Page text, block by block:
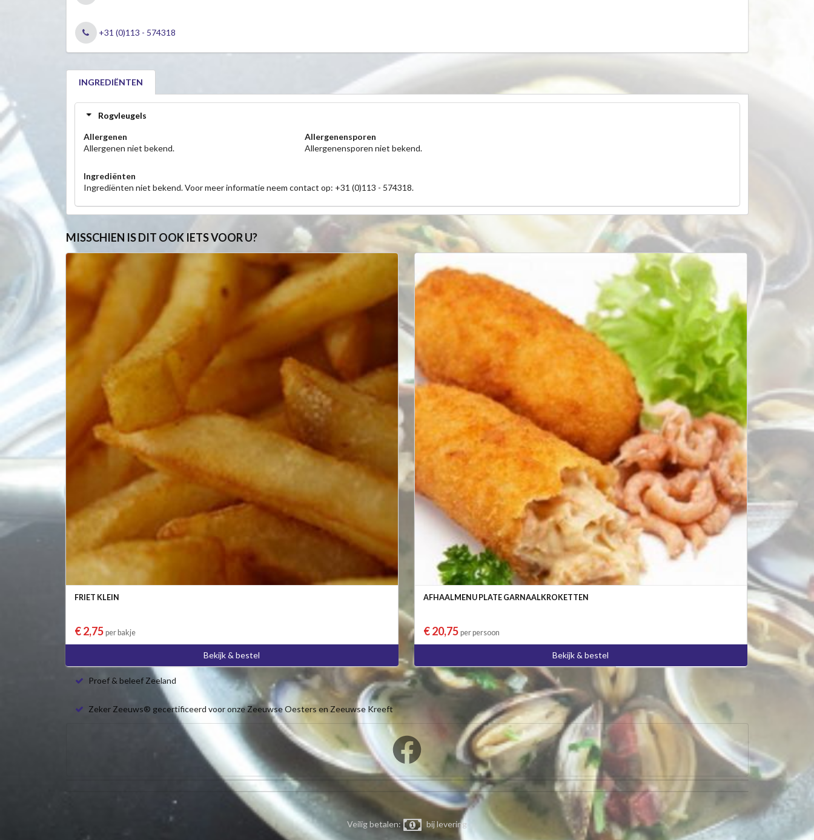
+31 (0)113 - 574318
INGREDIËNTEN
Rogvleugels
Allergenen
Allergenen niet bekend.
Allergenensporen
Allergenensporen niet bekend.
Ingrediënten
Ingrediënten niet bekend. Voor meer informatie neem contact op: +31 (0)113 - 574318.
MISSCHIEN IS DIT OOK IETS VOOR U?
FRIET KLEIN
€ 2,75 per bakje
Bekijk & bestel
AFHAALMENU PLATE GARNAALKROKETTEN
€ 20,75 per persoon
Bekijk & bestel
Proef & beleef Zeeland
Zeker Zeeuws® gecertificeerd voor onze Zeeuwse Oesters en Zeeuwse Kreeft
Veilig betalen: bij levering